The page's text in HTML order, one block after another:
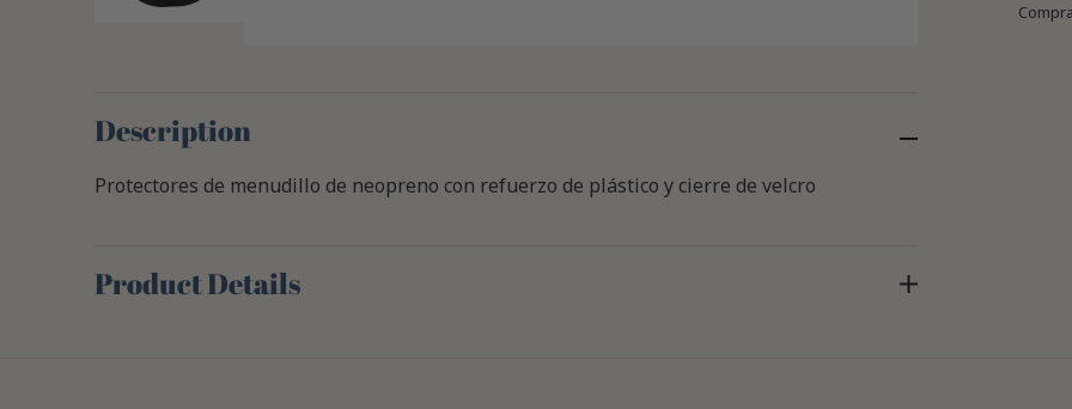
Description
Protectores de menudillo de neopreno con refuerzo de plástico y cierre de velcro
Product Details